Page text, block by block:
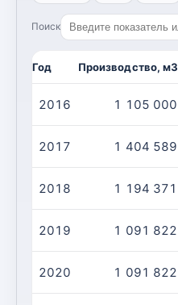
Поиск
Год Производство, м3
2016 1 105 000
2017 1 404 589
2018 1 194 371
2019 1 091 822
2020 1 091 822